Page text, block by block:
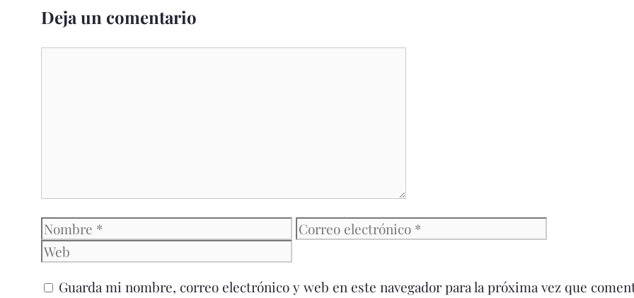
Deja un comentario
Nombre
Correo
Guarda mi nombre, correo electrónico y web en este navegador para la próxima vez que